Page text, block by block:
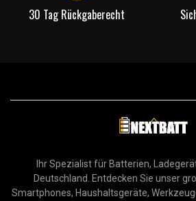
30 Tag Rückgaberecht
Ihr Spezialist für Batterien,
Deutschland. Entdecken Sie unser
Smartphones, Haushaltsgeräte,